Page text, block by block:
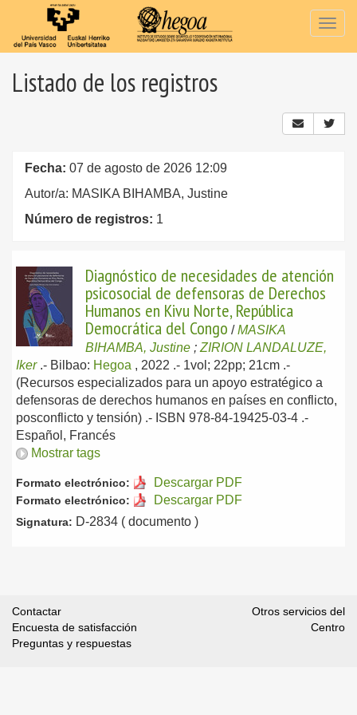
Listado de los registros
Fecha: 07 de agosto de 2026 12:09
Autor/a: MASIKA BIHAMBA, Justine
Número de registros: 1
Diagnóstico de necesidades de atención
psicosocial de defensoras de Derechos
Humanos en Kivu Norte, República
Democrática del Congo /MASIKA
BIHAMBA, Justine ; ZIRION LANDALUZE,
Iker .- Bilbao: Hegoa , 2022 .- 1vol; 22pp; 21cm .-
(Recursos especializados para un apoyo estratégico a
defensoras de derechos humanos en países en conflicto,
posconflicto y tensión) .- ISBN 978-84-19425-03-4 .-
Español, Francés
Mostrar tags
Formato electrónico: Descargar PDF
Formato electrónico: Descargar PDF
Signatura: D-2834 ( documento )
Contactar
Encuesta de satisfacción
Preguntas y respuestas
Otros servicios del
Centro